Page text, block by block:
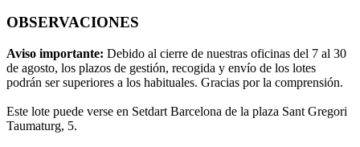
OBSERVACIONES
Aviso importante: Debido al cierre de nuestras oficinas del 7 al 30
de agosto, los plazos de gestión, recogida y envío de los lotes
podrán ser superiores a los habituales. Gracias por la comprensión.
Este lote puede verse en Setdart Barcelona de la plaza Sant Gregori
Taumaturg, 5.